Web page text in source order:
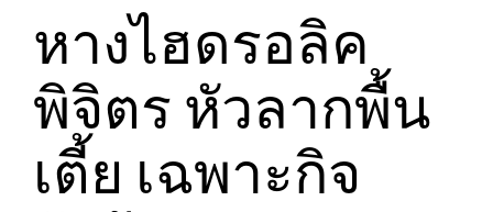
หางไฮดรอลิค
พิจิตร หัวลากพื้น
เตี้ย เฉพาะกิจ